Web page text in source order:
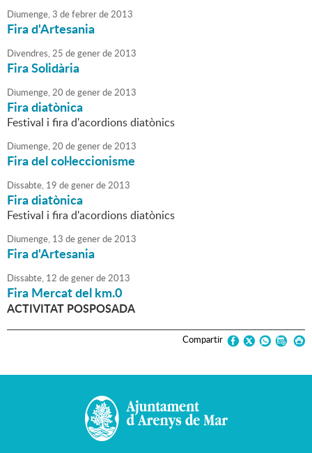
Diumenge,3 defebrerde2013
Fira d'Artesania
Divendres,25 degenerde2013
Fira Solidària
Diumenge,20 degenerde2013
Fira diatònica
Festival i fira d'acordions diatònics
Diumenge,20 degenerde2013
Fira del col·leccionisme
Dissabte, 19 degenerde2013
Fira diatònica
Festival i fira d'acordions diatònics
Diumenge, 13 degenerde2013
Fira d'Artesania
Dissabte, 12 degenerde2013
Fira Mercat del km.0
ACTIVITAT POSPOSADA
Compartir